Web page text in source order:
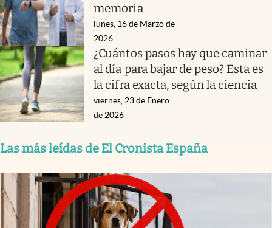
memoria
lunes, 16 de Marzo de
2026
¿Cuántos pasos hay que caminar
al día para bajar de peso? Esta es
la cifra exacta, según la ciencia
viernes, 23 de Enero
de 2026
Las más leídas de El Cronista España